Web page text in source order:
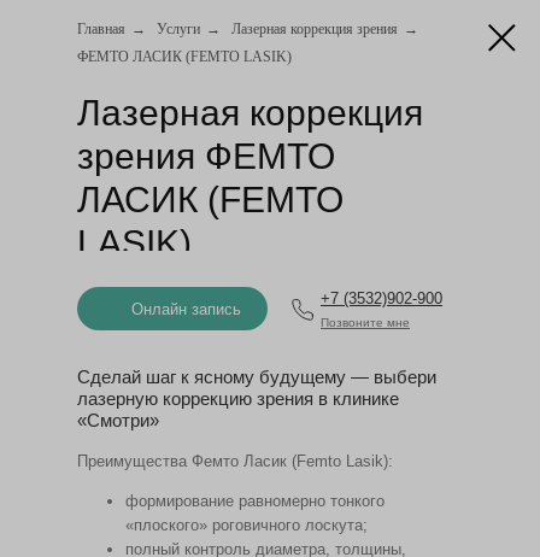
Главная → Услуги → Лазерная коррекция зрения →
ФЕМТО ЛАСИК (FEMTO LASIK)
Лазерная коррекция
зрения ФЕМТО
ЛАСИК (FEMTO
LASIK)
Онлайн запись
Позвоните мне
+7 (3532)902-900
Сделай шаг к ясному будущему — выбери
лазерную коррекцию зрения в клинике
«Смотри»
Преимущества Фемто Ласик (Femto Lasik):
формирование равномерно тонкого
«плоского» роговичного лоскута;
полный контроль диаметра, толщины,